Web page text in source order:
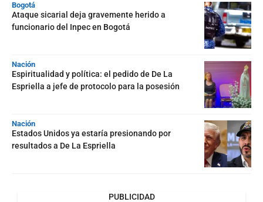
Bogotá
Ataque sicarial deja gravemente herido a
funcionario del Inpec en Bogotá
Nación
Espiritualidad y política: el pedido de De La
Espriella a jefe de protocolo para la posesión
Nación
Estados Unidos ya estaría presionando por
resultados a De La Espriella
PUBLICIDAD